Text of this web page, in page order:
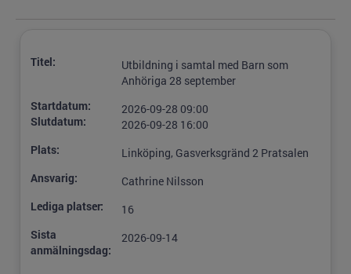
Titel:
Utbildning i samtal med Barn som
Anhöriga 28 september
Startdatum:
Slutdatum:
2026-09-28 09:00
2026-09-28 16:00
Plats:
Linköping, Gasverksgränd 2 Pratsalen
Ansvarig:
Cathrine Nilsson
Lediga platser:
16
Sista
anmälningsdag:
2026-09-14